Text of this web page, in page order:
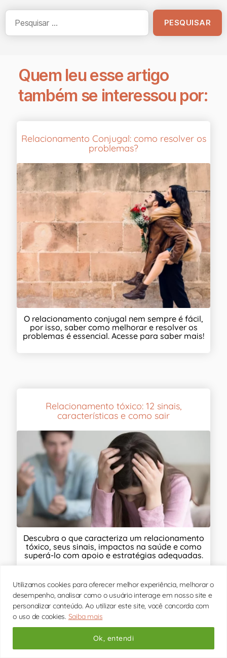
Utilizamos cookies para oferecer melhor experiência, melhorar o
desempenho, analisar como o usuário interage em nosso site e
personalizar conteúdo. Ao utilizar este site, você concorda com
o uso de cookies. Saiba mais
Ok, entendi
Quem leu esse artigo
também se interessou por:
Relacionamento Conjugal: como resolver os
problemas?
O relacionamento conjugal nem sempre é fácil,
por isso, saber como melhorar e resolver os
problemas é essencial. Acesse para saber mais!
Relacionamento tóxico: 12 sinais,
características e como sair
Descubra o que caracteriza um relacionamento
tóxico, seus sinais, impactos na saúde e como
superá-lo com apoio e estratégias adequadas.
Terapia de Casal: Veja como pode te ajudar!